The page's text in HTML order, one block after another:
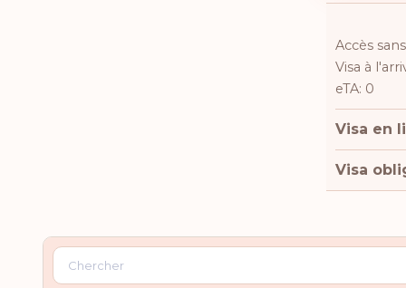
Accès
Visa à
eTA: 0
Visa en
Visa